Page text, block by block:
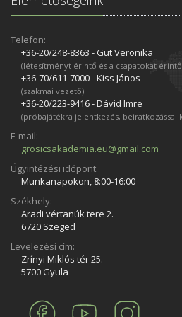
Telefon:
+36-20/248­-8363 - Gut Veronika
(létesítményt érintő és a csapatokat
+36-70/611­-7000 - Kiss János
(szakmai vezető)
+36-20/223­-9416 - Dávid Imre
(próbajátékra jelentkezés, beiratkozással
E-mail:
grosicsakademia.eu@gmail.com
Ügyintézési időpont:
Munkanapokon, 8:00-16:00
Székhely:
Aradi vértanúk tere 2.
6720 Szeged
Levelezési cím:
Zrínyi Miklós tér 25.
5700 Gyula